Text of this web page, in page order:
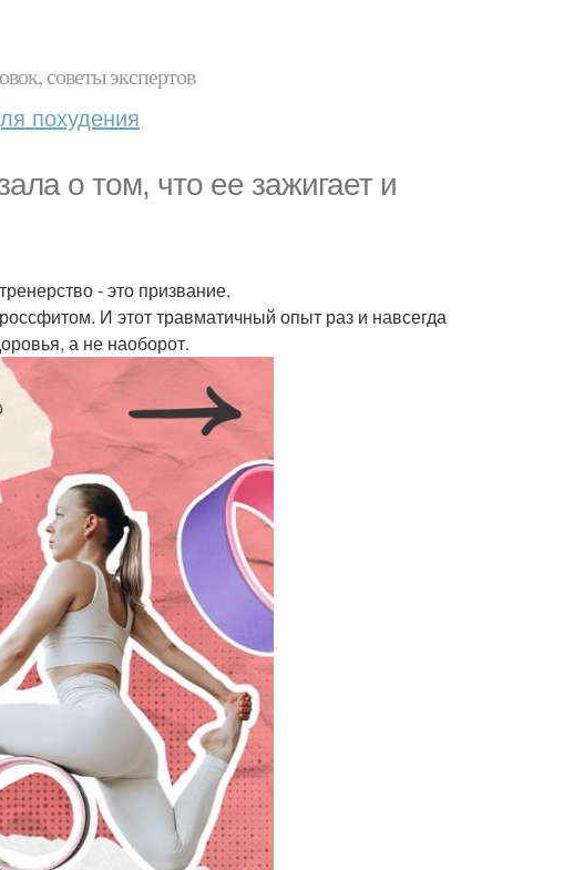
советы экспертов
похудения
о том, что ее зажигает и
- это призвание.
И этот травматичный опыт раз и навсегда
а не наоборот.